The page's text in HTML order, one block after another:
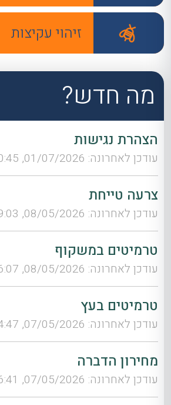
זיהוי עקיצות
מה חדש?
הצהרת נגישות
עודכן לאחרונה: 01/07/2026, 10:45
צרעה טייחת
עודכן לאחרונה: 08/05/2026, 09:03
טרמיטים במשקוף
עודכן לאחרונה: 08/05/2026, 06:07
טרמיטים בעץ
עודכן לאחרונה: 07/05/2026, 14:47
מחירון הדברה
עודכן לאחרונה: 07/05/2026, 06:41